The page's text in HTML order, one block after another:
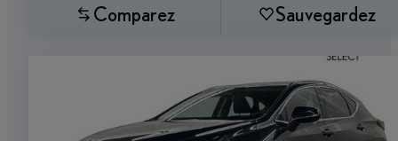
Comparez Sauvegardez